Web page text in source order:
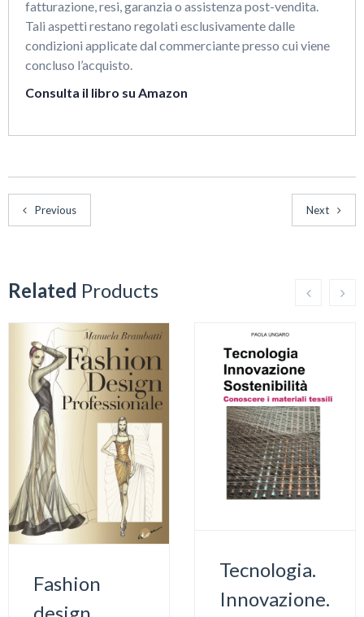
fatturazione, resi, garanzia o assistenza post-vendita.
Tali aspetti restano regolati esclusivamente dalle
condizioni applicate dal commerciante presso cui viene
concluso l’acquisto.
Consulta il libro su Amazon
Previous Next
Related Products
Fashion
Tecnologia.
Innovazione.